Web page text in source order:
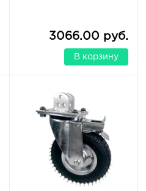
3066.00 руб.
В корзину